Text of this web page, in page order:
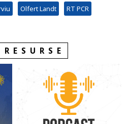
Olfert Landt RT PCR